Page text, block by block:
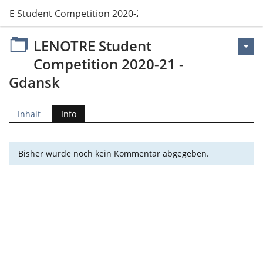
Student Competition 2020-21 - Gdansk
LENOTRE Student
Competition 2020-21 -
Gdansk
Inhalt Info
Bisher wurde noch kein Kommentar abgegeben.